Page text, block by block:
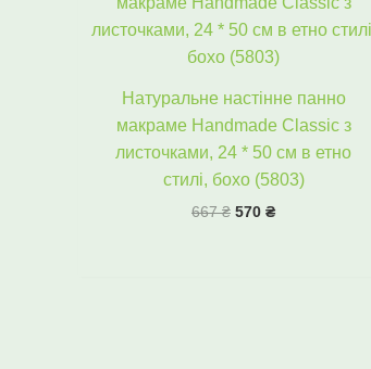
Натуральне настінне панно
макраме Handmade Classic з
листочками, 24 * 50 см в етно
стилі, бохо (5803)
667₴
667 ₴.
570 ₴
570 ₴.